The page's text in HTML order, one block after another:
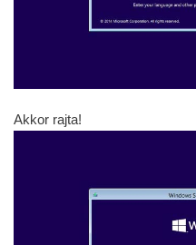
Akkor rajta!